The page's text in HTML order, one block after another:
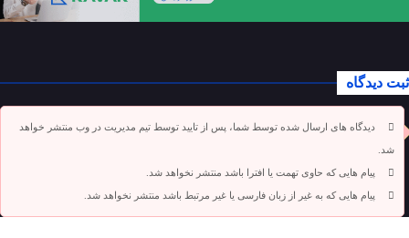
ثبت دیدگاه
دیدگاه های ارسال شده توسط شما، پس از تایید توسط تیم مدیریت در وب منتشر خواهد
شد.
پیام هایی که حاوی تهمت یا افترا باشد منتشر نخواهد شد.
پیام هایی که به غیر از زبان فارسی یا غیر مرتبط باشد منتشر نخواهد شد.